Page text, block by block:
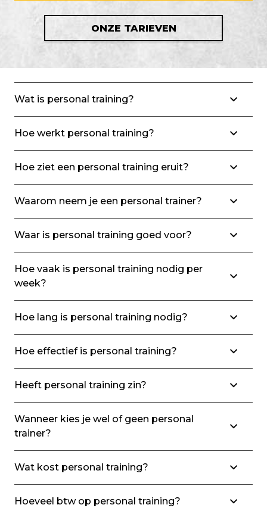
ONZE TARIEVEN
Wat is personal training?
Hoe werkt personal training?
Hoe ziet een personal training eruit?
Waarom neem je een personal trainer?
Waar is personal training goed voor?
Hoe vaak is personal training nodig per
week?
Hoe lang is personal training nodig?
Hoe effectief is personal training?
Heeft personal training zin?
Wanneer kies je wel of geen personal
trainer?
Wat kost personal training?
Hoeveel btw op personal training?